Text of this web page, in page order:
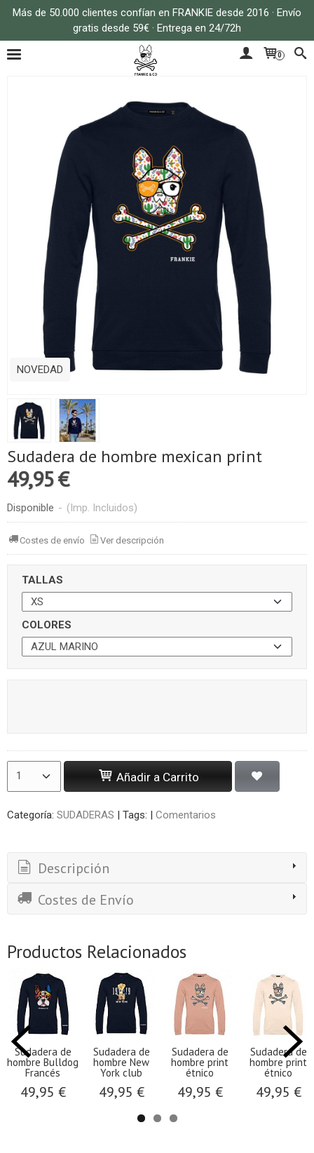
Más de 50.000 clientes confían en FRANKIE desde 2016 · Envío
gratis desde 59€ · Entrega en 24/72h
0
NOVEDAD
Sudadera de hombre mexican print
49,95 €
Disponible - (Imp. Incluidos)
Costes de envío Ver descripción
TALLAS
COLORES
Añadir a Carrito
Categoría: SUDADERAS | Tags: | Comentarios
Descripción
Costes de Envío
Productos Relacionados
Sudadera de
hombre Bulldog
Francés
49,95 €
Sudadera de
hombre New
York club
49,95 €
Sudadera de
hombre print
étnico
49,95 €
Sudadera de
hombre print
étnico
49,95 €